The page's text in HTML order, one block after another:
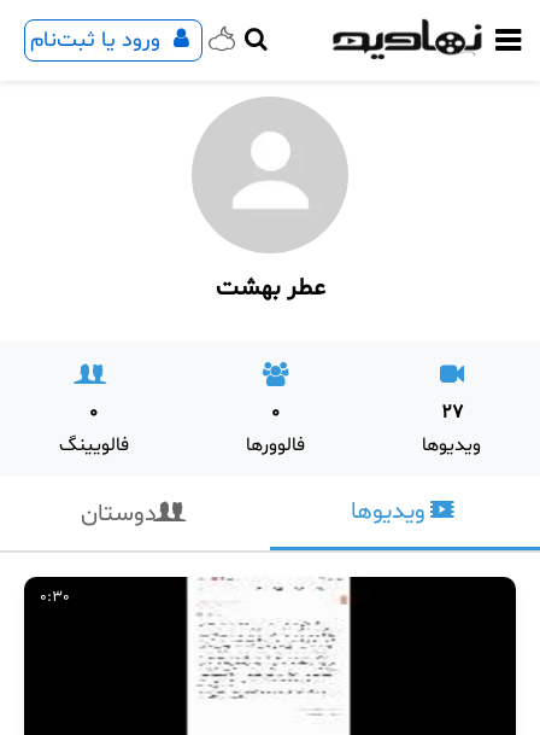
ورود یا ثبت‌نام
عطر بهشت
27
ویدیوها
0
فالوورها
0
فالویینگ
ویدیوها دوستان
0:30